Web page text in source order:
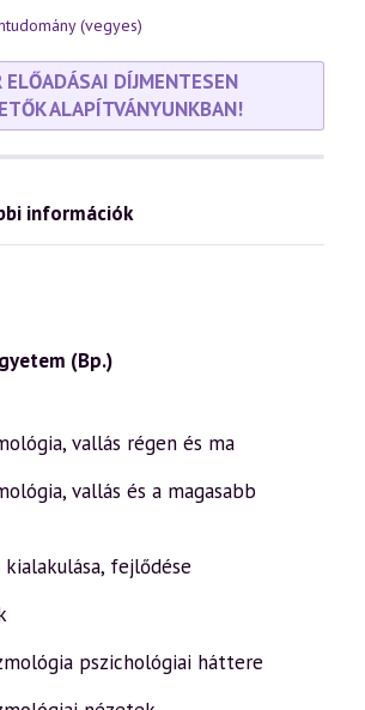
(vegyes)
DÍJMENTESEN
ALAPÍTVÁNYUNKBAN!
információk
(Bp.)
vallás régen és ma
vallás és a magasabb
fejlődése
pszichológiai háttere